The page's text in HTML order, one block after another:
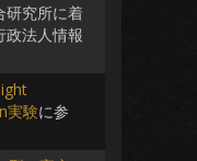
研究所に着
法人情報
実験に参